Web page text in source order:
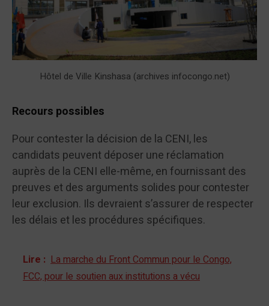
Hôtel de Ville Kinshasa (archives infocongo.net)
Recours possibles
Pour contester la décision de la CENI, les
candidats peuvent déposer une réclamation
auprès de la CENI elle-même, en fournissant des
preuves et des arguments solides pour contester
leur exclusion. Ils devraient s’assurer de respecter
les délais et les procédures spécifiques.
Lire : La marche du Front Commun pour le Congo,
FCC, pour le soutien aux institutions a vécu